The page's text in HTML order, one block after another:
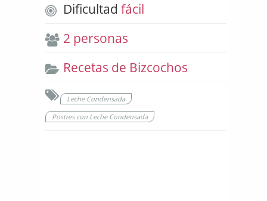
Dificultad fácil
2 personas
Recetas de Bizcochos
Leche Condensada
Postres con Leche Condensada